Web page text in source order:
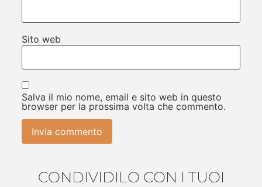
Sito web
Salva il mio nome, email e sito web in questo
browser per la prossima volta che commento.
CONDIVIDILO CON I TUOI